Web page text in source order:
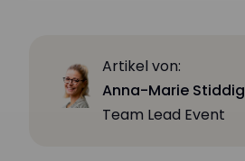
Artikel von:
Anna-Marie Stiddig
Team Lead Event